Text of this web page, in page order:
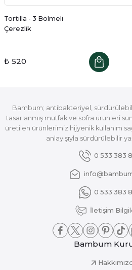
Tortilla - 3 Bölmeli
Çerezlik
₺ 520
Bambum; antibakteriyel,
tasarlanmış mutfak ve sofra ürünleri
üretilen ürünlerimiz hijyenik kullanım
anlayışıyla sürdürülebilir
0 533 383
0 533 383
İletişim
Bambum